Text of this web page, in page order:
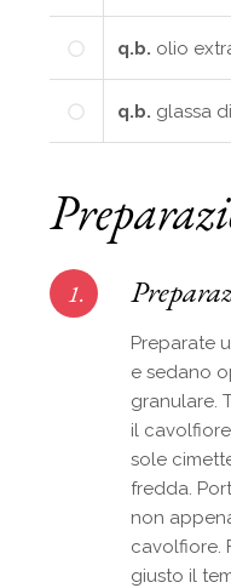
q.b. olio
q.b. glassa
1.
Preparate
e sedano
granulare.
il
sole
fredda.
non
cavolfiore.
giusto il